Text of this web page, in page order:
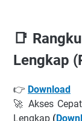
Lengkap
👉 Download
🚀 Akses
Lengkap (